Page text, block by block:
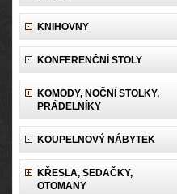
KNIHOVNY
KONFERENČNÍ STOLY
KOMODY, NOČNÍ STOLKY,
PRÁDELNÍKY
KOUPELNOVÝ NÁBYTEK
KŘESLA, SEDAČKY,
OTOMANY